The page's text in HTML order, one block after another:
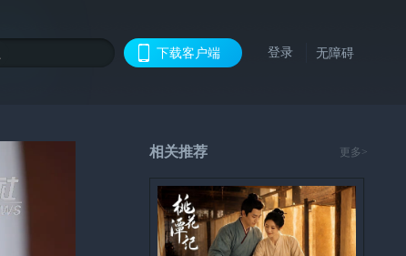
下载客户端 登录 无障碍
相关推荐 更多>